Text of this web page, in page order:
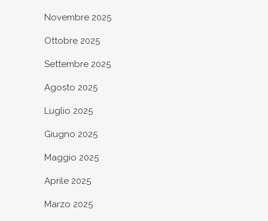
Novembre 2025
Ottobre 2025
Settembre 2025
Agosto 2025
Luglio 2025
Giugno 2025
Maggio 2025
Aprile 2025
Marzo 2025